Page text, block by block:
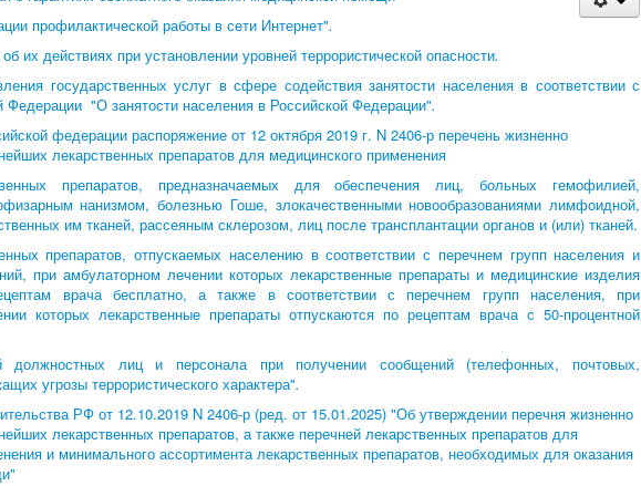
профилактической работы в сети Интернет".
их действиях при установлении уровней террористической опасности.
государственных услуг в сфере содействия занятости населения в соответствии с
Федерации "О занятости населения в Российской Федерации".
федерации распоряжение от 12 октября 2019 г. N 2406-р перечень жизненно
лекарственных препаратов для медицинского применения
препаратов, предназначаемых для обеспечения лиц, больных гемофилией,
нанизмом, болезнью Гоше, злокачественными новообразованиями лимфоидной,
им тканей, рассеяным склерозом, лиц после трансплантации органов и (или) тканей.
препаратов, отпускаемых населению в соответствии с перечнем групп населения и
при амбулаторном лечении которых лекарственные препараты и медицинские изделия
врача бесплатно, а также в соответствии с перечнем групп населения, при
которых лекарственные препараты отпускаются по рецептам врача с 50-процентной
должностных лиц и персонала при получении сообщений (телефонных, почтовых,
угрозы террористического характера".
РФ от 12.10.2019 N 2406-р (ред. от 15.01.2025) "Об утверждении перечня жизненно
лекарственных препаратов, а также перечней лекарственных препаратов для
и минимального ассортимента лекарственных препаратов, необходимых для оказания